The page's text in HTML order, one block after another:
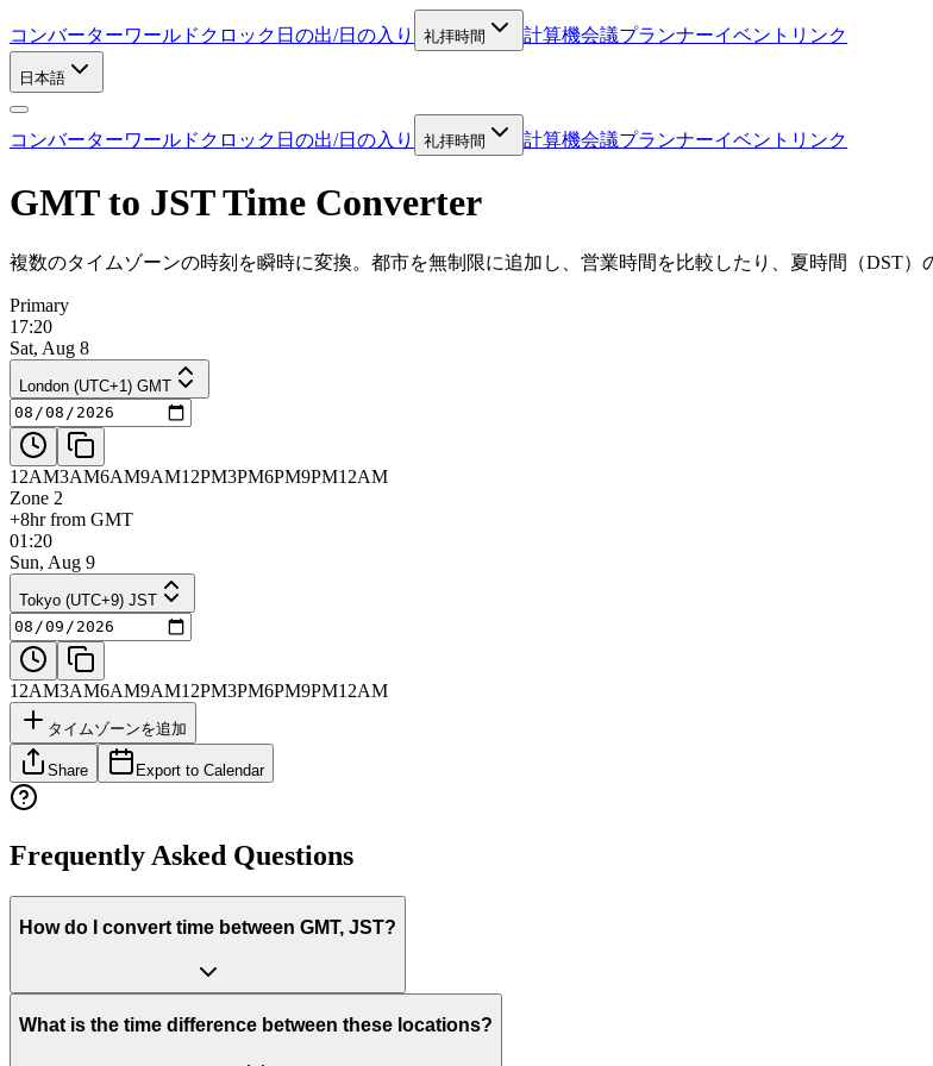
コンバーターワールドクロック 日の出/日の入り 礼拝時間 計算機会議プランナーイベントリンク
日本語
コンバーターワールドクロック 日の出/日の入り 礼拝時間 計算機会議プランナーイベントリンク
GMT to JST Time Converter
複数のタイムゾーンの時刻を瞬時に変換。都市を無制限に追加し、営業時間を比較したり、夏時間（DST
Primary
17:20
Sat, Aug 8
London (UTC+1) GMT
12AM3AM6AM9AM12PM3PM6PM9PM12AM
Zone 2
+8hr from GMT
01:20
Sun, Aug 9
Tokyo (UTC+9) JST
12AM3AM6AM9AM12PM3PM6PM9PM12AM
タイムゾーンを追加
Share Export to Calendar
Frequently Asked Questions
How do I convert time between GMT, JST?
What is the time difference between these locations?